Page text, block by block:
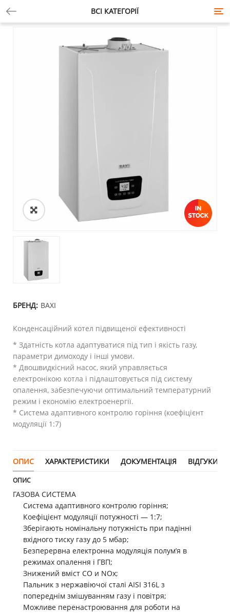
ВСІ КАТЕГОРІЇ
БРЕНД: BAXI
Конденсаційний котел підвищеної ефективності
* Здатність котла адаптуватися під тип і якість газу,
параметри димоходу і інші умови.
* Двошвидкісний насос, який управляється
електронікою котла і підлаштовується під систему
опалення, забезпечуючи оптимальний температурний
режим і економію електроенергії.
* Система адаптивного контролю горіння (коефіцієнт
модуляції 1:7)
ОПИС ХАРАКТЕРИСТИКИ ДОКУМЕНТАЦІЯ ВІДГУКИ (0)
ОПИС
ГАЗОВА СИСТЕМА
Система адаптивного контролю горіння;
Коефіцієнт модуляції потужності — 1:7;
Зберігають номінальну потужність при падінні
вхідного тиску газу до 5 мбар;
Безперервна електронна модуляція полум’я в
режимах опалення і ГВП;
Знижений вміст СО и NOx;
Пальник з нержавіючої сталі AISI 316L з
попереднім змішуванням газу і повітря;
Можливе перенастроювання для роботи на